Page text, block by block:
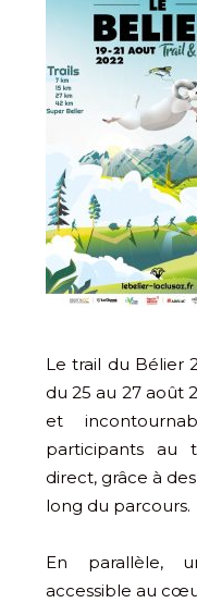
Le trail du Bélier
du 25 au 27 août
et
participants au
direct, grâce à
long du parcours.
En parallèle,
accessible au